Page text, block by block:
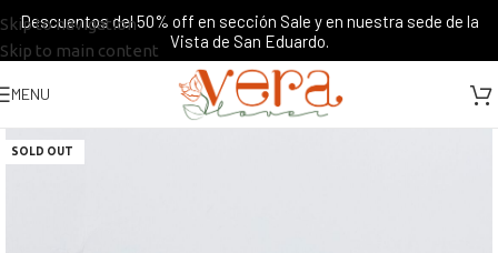
Skip to navigation
Skip to main content
Descuentos del 50% off en sección Sale y en nuestra sede de la
Vista de San Eduardo.
MENU
SOLD OUT